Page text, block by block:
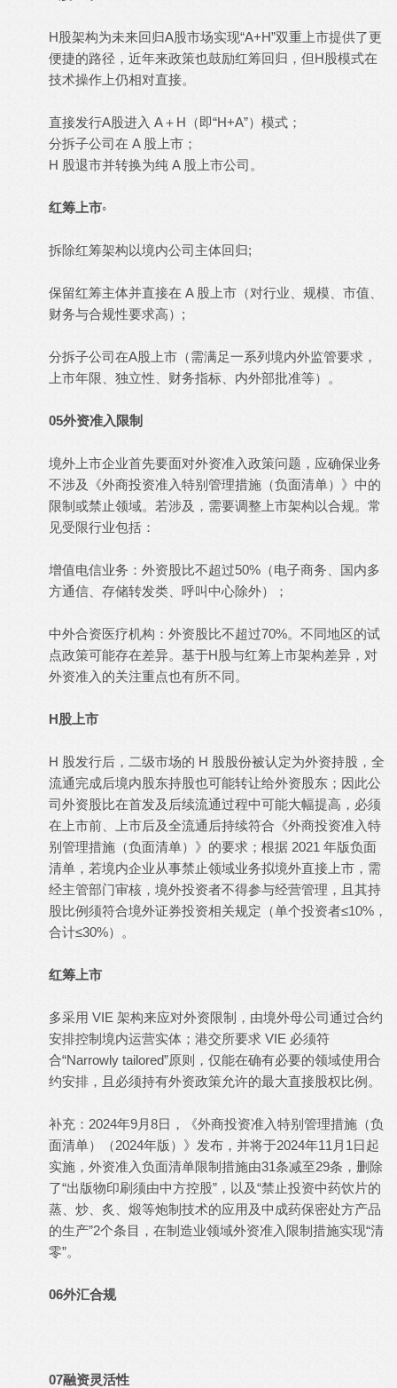
H股架构为未来回归A股市场实现“A+H”双重上市提供了更
便捷的路径，近年来政策也鼓励红筹回归，但H股模式在
技术操作上仍相对直接。
直接发行A股进入 A＋H（即“H+A”）模式；
分拆子公司在 A 股上市；
H 股退市并转换为纯 A 股上市公司。
红筹上市◦
拆除红筹架构以境内公司主体回归;
保留红筹主体并直接在 A 股上市（对行业、规模、市值、
财务与合规性要求高）;
分拆子公司在A股上市（需满足一系列境内外监管要求，
上市年限、独立性、财务指标、内外部批准等）。
05外资准入限制
境外上市企业首先要面对外资准入政策问题，应确保业务
不涉及《外商投资准入特别管理措施（负面清单）》中的
限制或禁止领域。若涉及，需要调整上市架构以合规。常
见受限行业包括：
增值电信业务：外资股比不超过50%（电子商务、国内多
方通信、存储转发类、呼叫中心除外）；
中外合资医疗机构：外资股比不超过70%。不同地区的试
点政策可能存在差异。基于H股与红筹上市架构差异，对
外资准入的关注重点也有所不同。
H股上市
H 股发行后，二级市场的 H 股股份被认定为外资持股，全
流通完成后境内股东持股也可能转让给外资股东；因此公
司外资股比在首发及后续流通过程中可能大幅提高，必须
在上市前、上市后及全流通后持续符合《外商投资准入特
别管理措施（负面清单）》的要求；根据 2021 年版负面
清单，若境内企业从事禁止领域业务拟境外直接上市，需
经主管部门审核，境外投资者不得参与经营管理，且其持
股比例须符合境外证券投资相关规定（单个投资者≤10%，
合计≤30%）。
红筹上市
多采用 VIE 架构来应对外资限制，由境外母公司通过合约
安排控制境内运营实体；港交所要求 VIE 必须符
合“Narrowly tailored”原则，仅能在确有必要的领域使用合
约安排，且必须持有外资政策允许的最大直接股权比例。
补充：2024年9月8日，《外商投资准入特别管理措施（负
面清单）（2024年版）》发布，并将于2024年11月1日起
实施，外资准入负面清单限制措施由31条减至29条，删除
了“出版物印刷须由中方控股”，以及“禁止投资中药饮片的
蒸、炒、炙、煅等炮制技术的应用及中成药保密处方产品
的生产”2个条目，在制造业领域外资准入限制措施实现“清
零”。
06外汇合规
07融资灵活性